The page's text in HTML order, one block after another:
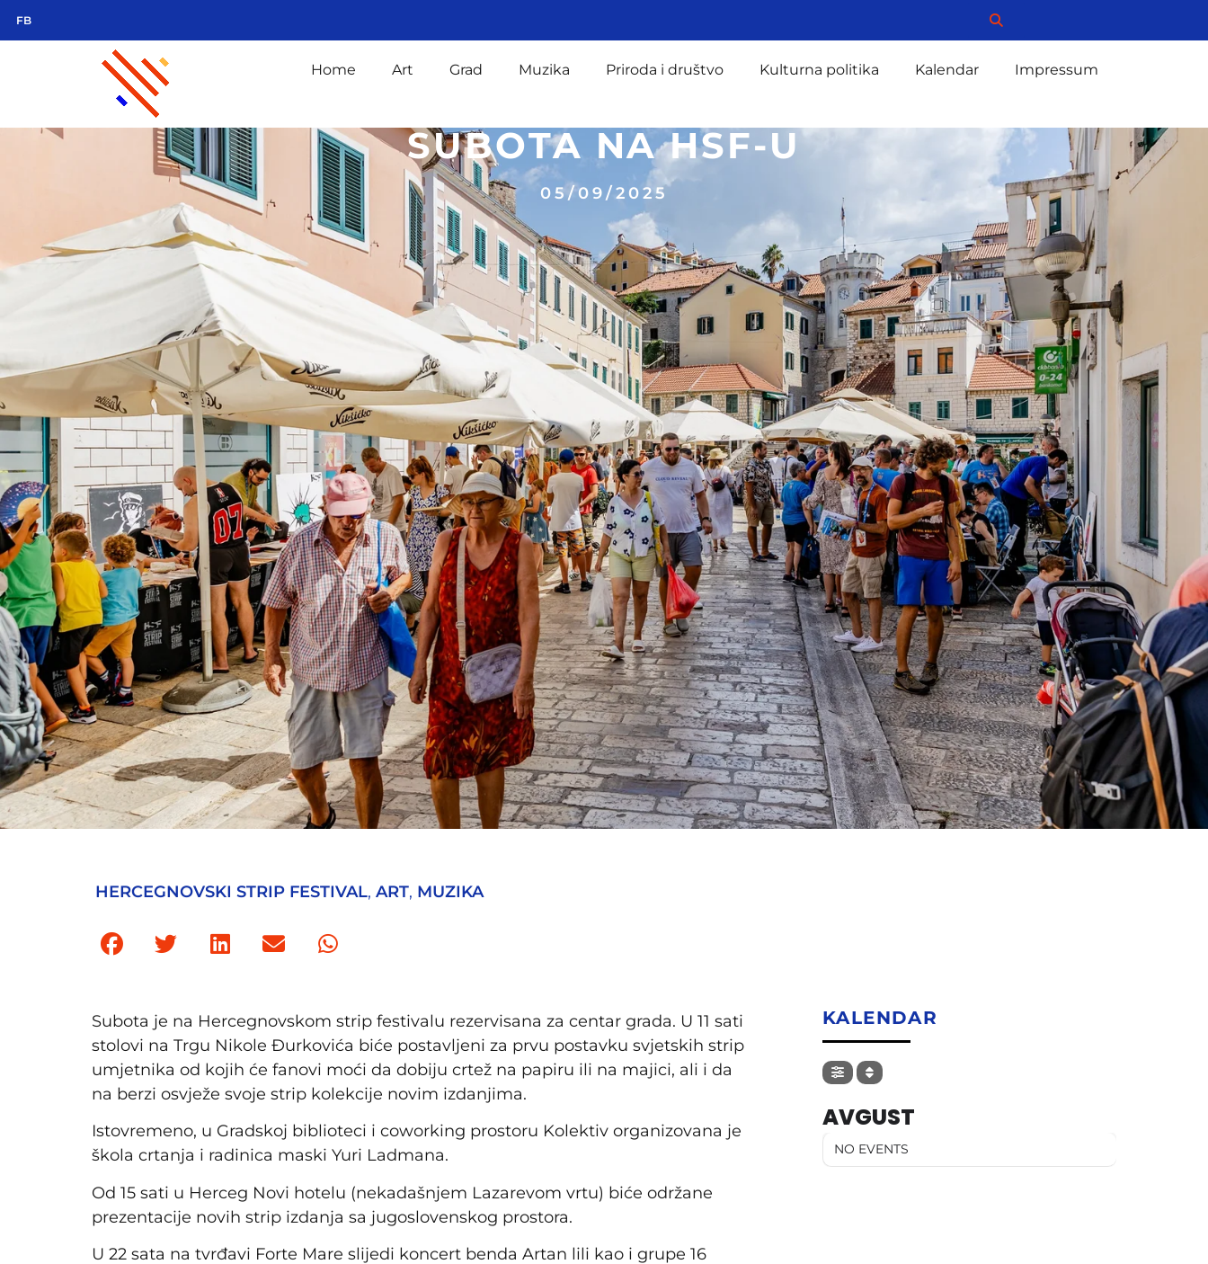
FB
Home Art Grad Muzika Priroda i društvo Kulturna politika Kalendar Impressum
SUBOTA NA HSF-U
05/09/2025
HERCEGNOVSKI STRIP FESTIVAL, ART, MUZIKA
Subota je na Hercegnovskom strip festivalu rezervisana za centar grada. U 11 sati
stolovi na Trgu Nikole Đurkovića biće postavljeni za prvu postavku svjetskih strip
umjetnika od kojih će fanovi moći da dobiju crtež na papiru ili na majici, ali i da
na berzi osvježe svoje strip kolekcije novim izdanjima.
Istovremeno, u Gradskoj biblioteci i coworking prostoru Kolektiv organizovana je
škola crtanja i radinica maski Yuri Ladmana.
Od 15 sati u Herceg Novi hotelu (nekadašnjem Lazarevom vrtu) biće održane
prezentacije novih strip izdanja sa jugoslovenskog prostora.
U 22 sata na tvrđavi Forte Mare slijedi koncert benda Artan lili kao i grupe 16
KALENDAR
AVGUST
NO EVENTS